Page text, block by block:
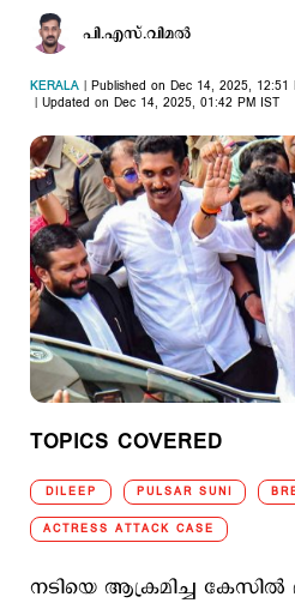
പി.എസ്.വിമല്‍
KERALA
Published on Dec 14, 2025, 12:51
Updated on Dec 14, 2025, 01:42 PM IST
TOPICS COVERED
DILEEP PULSAR SUNI
ACTRESS ATTACK CASE
നടിയെ ആക്രമിച്ച